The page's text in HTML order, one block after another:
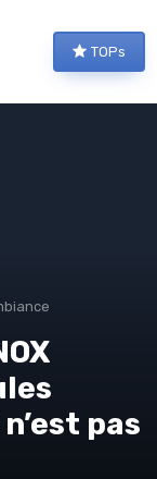
TOPs
pas